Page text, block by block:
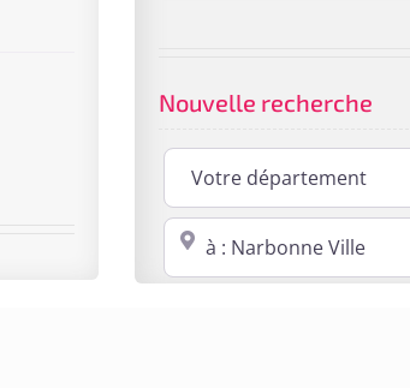
Nouvelle recherche
Proche de : ville, cp, lieu ...